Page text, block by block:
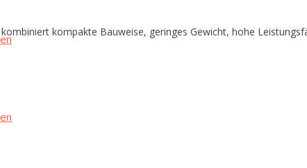
kompakte Bauweise, geringes Gewicht, hohe